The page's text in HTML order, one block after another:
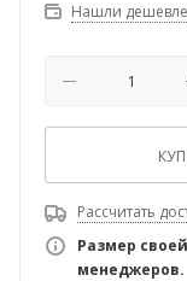
Нашли
Рассчитать
Размер
менеджеров.